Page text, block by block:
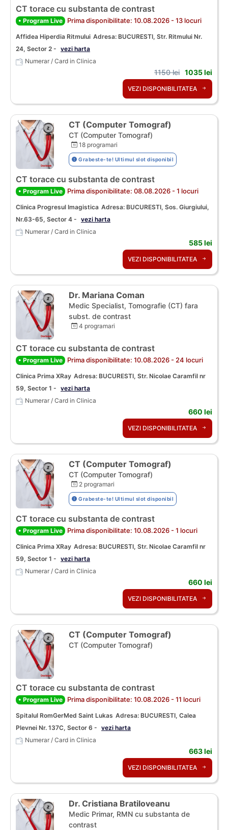
CT torace cu substanta de contrast
• Program Live Prima disponibilitate: 10.08.2026 - 13 locuri
Affidea Hiperdia Ritmului Adresa: BUCURESTI, Str. Ritmului Nr.
24, Sector 2 - vezi harta
Numerar / Card in Clinica
1150 lei 1035 lei
VEZI DISPONIBILITATEA
CT (Computer Tomograf)
CT (Computer Tomograf)
18 programari
Grabeste-te! Ultimul slot disponibil
CT torace cu substanta de contrast
• Program Live Prima disponibilitate: 08.08.2026 - 1 locuri
Clinica Progresul Imagistica Adresa: BUCURESTI, Sos. Giurgiului,
Nr.63-65, Sector 4 - vezi harta
Numerar / Card in Clinica
585 lei
VEZI DISPONIBILITATEA
Dr. Mariana Coman
Medic Specialist, Tomografie (CT) fara
subst. de contrast
4 programari
CT torace cu substanta de contrast
• Program Live Prima disponibilitate: 10.08.2026 - 24 locuri
Clinica Prima XRay Adresa: BUCURESTI, Str. Nicolae Caramfil nr
59, Sector 1 - vezi harta
Numerar / Card in Clinica
660 lei
VEZI DISPONIBILITATEA
CT (Computer Tomograf)
CT (Computer Tomograf)
2 programari
Grabeste-te! Ultimul slot disponibil
CT torace cu substanta de contrast
• Program Live Prima disponibilitate: 10.08.2026 - 1 locuri
Clinica Prima XRay Adresa: BUCURESTI, Str. Nicolae Caramfil nr
59, Sector 1 - vezi harta
Numerar / Card in Clinica
660 lei
VEZI DISPONIBILITATEA
CT (Computer Tomograf)
CT (Computer Tomograf)
CT torace cu substanta de contrast
• Program Live Prima disponibilitate: 10.08.2026 - 11 locuri
Spitalul RomGerMed Saint Lukas Adresa: BUCURESTI, Calea
Plevnei Nr. 137C, Sector 6 - vezi harta
Numerar / Card in Clinica
663 lei
VEZI DISPONIBILITATEA
Dr. Cristiana Bratiloveanu
Medic Primar, RMN cu substanta de
contrast